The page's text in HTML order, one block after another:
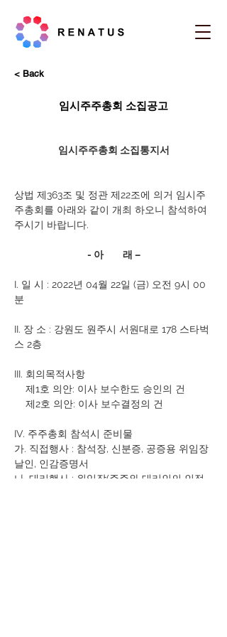
< Back
임시주주총회 소집공고
임시주주총회 소집통지서
상법 제363조 및 정관 제22조에 의거 임시주
주총회를 아래와 같이 개최 하오니 참석하여
주시기 바랍니다.
- 아         래 –
I. 일 시 : 2022년 04월 22일 (금) 오전 9시 00
분
II. 장 소 : 강원도 원주시 서원대로 178 스타벅
스 2층
III. 회의목적사항
    제1호 의안: 이사 보수한도 승인의 건
    제2호 의안: 이사 보수결정의 건
IV. 주주총회 참석시 준비물
가. 직접행사 : 참석장, 신분증, 공증용 위임장
날인, 인감증명서
나. 대리행사 : 위임장(주주와 대리인의 인적